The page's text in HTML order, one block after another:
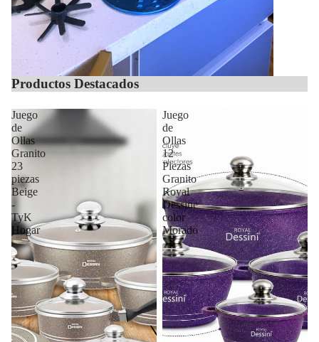
Productos Destacados
Juego
de
Ollas
Granito
23
piezas
Beige
-
TyK
Hogar
Juego
de
Ollas
12
Piezas
Granito
Royal
Dessine
color
Morado